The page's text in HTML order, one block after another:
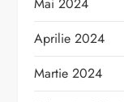
Aprilie 2024
Martie 2024